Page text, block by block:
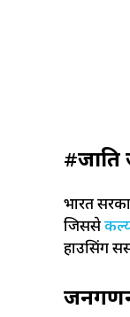
#
भारत
जिससे
हाउसिंग